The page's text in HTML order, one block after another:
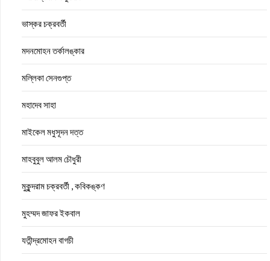
ভাস্কর চক্রবর্তী
মদনমোহন তর্কালঙ্কার
মল্লিকা সেনগুপ্ত
মহাদেব সাহা
মাইকেল মধুসূদন দত্ত
মাহবুবুল আলম চৌধুরী
মুকুন্দরাম চক্রবর্তী , কবিকঙ্কণ
মুহম্মদ জাফর ইকবাল
যতীন্দ্রমোহন বাগচী